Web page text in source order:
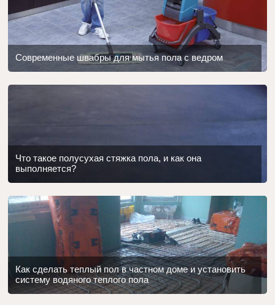
Современные швабры для мытья пола с ведром
Что такое полусухая стяжка пола, и как она
выполняется?
Как сделать теплый пол в частном доме и установить
систему водяного теплого пола